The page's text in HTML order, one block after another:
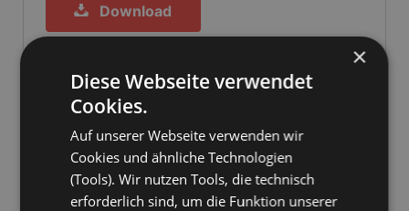
Download
ContactGroupManager
Exchange / 365
Die firmenweite Generierung und Aktualisierung von
Kontaktgruppen wird zum vollautomatisierten Kinderspiel
×
Diese Webseite verwendet
Cookies.
Auf unserer Webseite verwenden wir
Cookies und ähnliche Technologien
(Tools). Wir nutzen Tools, die technisch
erforderlich sind, um die Funktion unserer